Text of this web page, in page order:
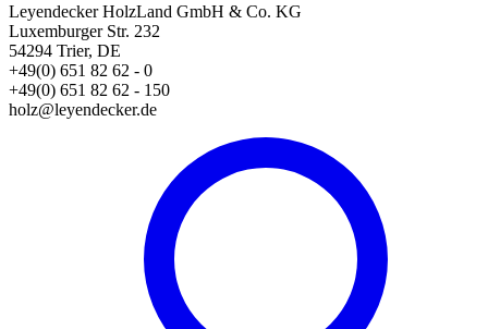
Leyendecker HolzLand GmbH & Co. KG
Luxemburger Str. 232
54294 Trier, DE
+49(0) 651 82 62 - 0
+49(0) 651 82 62 - 150
holz@leyendecker.de